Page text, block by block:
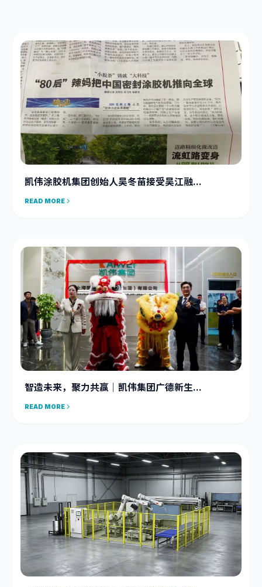
凯伟涂胶机集团创始人吴冬苗接受吴江融...
READ MORE
智造未来，聚力共赢｜凯伟集团广德新生...
READ MORE